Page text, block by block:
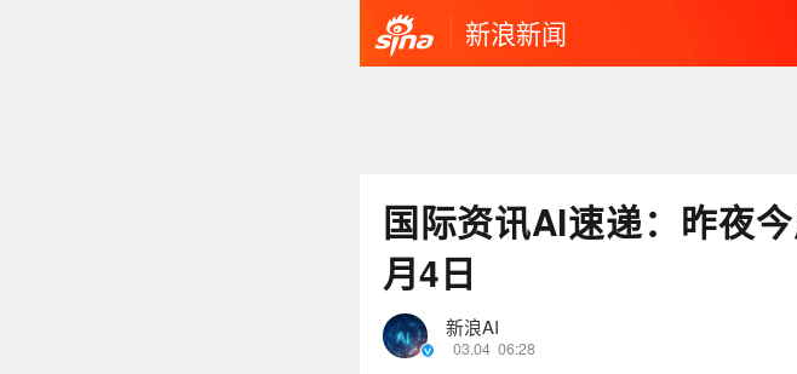
新浪新闻
国际资讯AI速递：昨夜
月4日
新浪AI
03.04 06:28